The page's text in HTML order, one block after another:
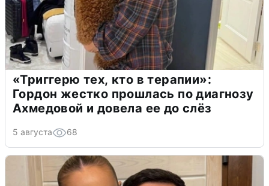
«Триггерю тех, кто в терапии»:
Гордон жестко прошлась по диагнозу
Ахмедовой и довела ее до слёз
5 августа 68